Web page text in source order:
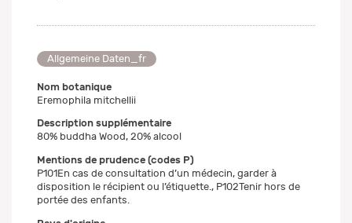
Allgemeine Daten_fr
Nom botanique
Eremophila mitchellii
Description supplémentaire
80% buddha Wood, 20% alcool
Mentions de prudence (codes P)
P101En cas de consultation d’un médecin, garder à
disposition le récipient ou l’étiquette., P102Tenir hors de
portée des enfants.